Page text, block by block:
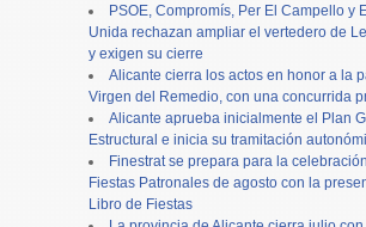
PSOE, Compromís, Per El Campello y
Unida rechazan ampliar el vertedero de
y exigen su cierre
Alicante cierra los actos en honor a la
Virgen del Remedio, con una concurrida
Alicante aprueba inicialmente el Plan
Estructural e inicia su tramitación
Finestrat se prepara para la
Fiestas Patronales de agosto con la
Libro de Fiestas